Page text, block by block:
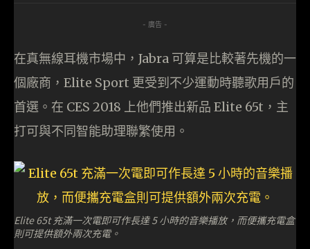
- 廣告 -
在真無線耳機市場中，Jabra 可算是比較著先機的一
個廠商，Elite Sport 更受到不少運動時聽歌用戶的
首選。在 CES 2018 上他們推出新品 Elite 65t，主
打可與不同智能助理聯繁使用。
Elite 65t 充滿一次電即可作長達 5 小時的音樂播放，而便攜充電盒
則可提供額外兩次充電。